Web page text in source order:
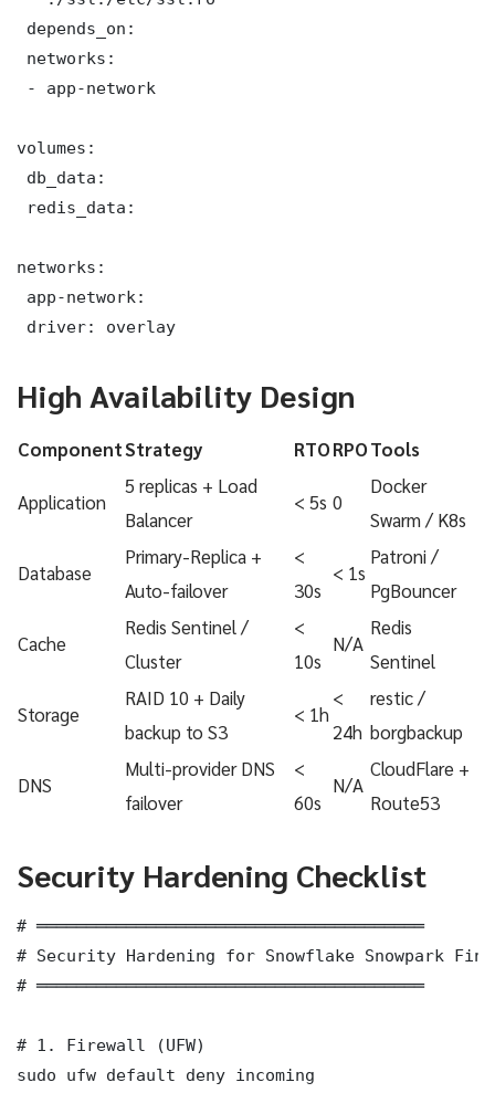
depends_on:
networks:
- app-network
volumes:
db_data:
redis_data:
networks:
app-network:
driver: overlay
High Availability Design
ComponentStrategy RTORPOTools
Application
5 replicas + Load
Balancer
< 5s 0
Docker
Swarm / K8s
Database
Primary-Replica +
Auto-failover
<
30s
< 1s
Patroni /
PgBouncer
Cache
Redis Sentinel /
Cluster
<
10s
N/A
Redis
Sentinel
Storage
RAID 10 + Daily
backup to S3
< 1h
<
24h
restic /
borgbackup
DNS
Multi-provider DNS
failover
<
60s
N/A
CloudFlare +
Route53
Security Hardening Checklist
# ═══════════════════════════════════════
# Security Hardening for Snowflake Snowpark
# ═══════════════════════════════════════
# 1. Firewall (UFW)
sudo ufw default deny incoming